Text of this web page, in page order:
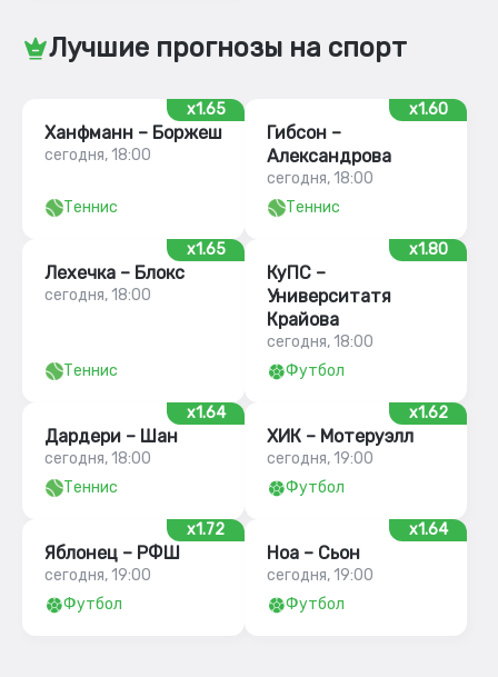
Лучшие прогнозы на спорт
x1.65
Ханфманн – Боржеш
сегодня, 18:00
Теннис
x1.60
Гибсон –
Александрова
сегодня, 18:00
Теннис
x1.65
Лехечка – Блокс
сегодня, 18:00
Теннис
x1.80
КуПС –
Университатя
Крайова
сегодня, 18:00
Футбол
x1.64
Дардери – Шан
сегодня, 18:00
Теннис
x1.62
ХИК – Мотеруэлл
сегодня, 19:00
Футбол
x1.72
Яблонец – РФШ
сегодня, 19:00
Футбол
x1.64
Ноа – Сьон
сегодня, 19:00
Футбол